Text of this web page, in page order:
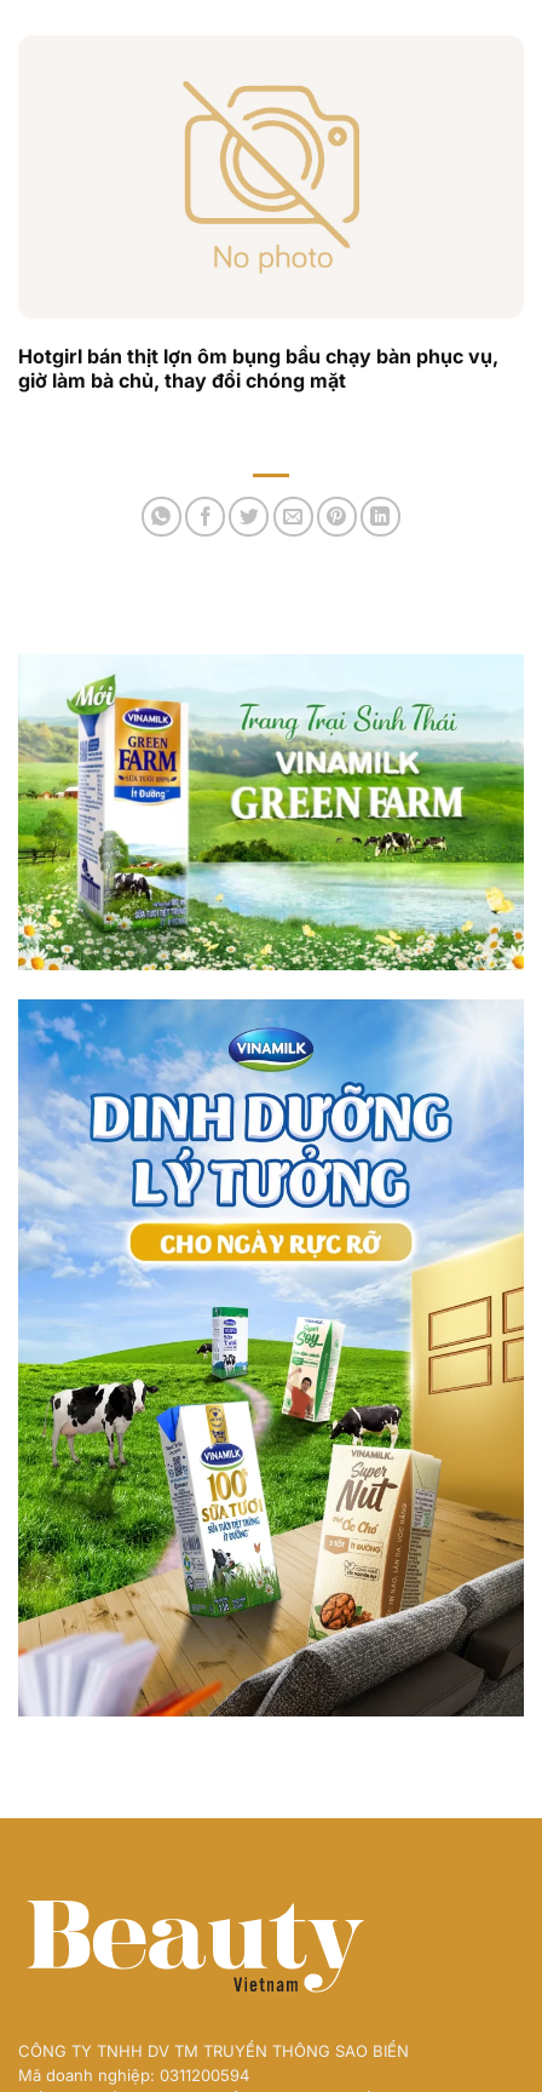
Hotgirl bán thịt lợn ôm bụng bầu chạy bàn phục vụ,
giờ làm bà chủ, thay đổi chóng mặt
CÔNG TY TNHH DV TM TRUYỀN THÔNG SAO BIỂN
Mã doanh nghiệp: 0311200594